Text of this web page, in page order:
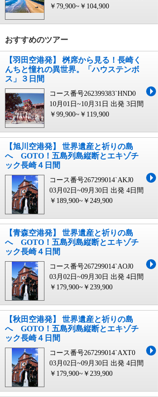
￥79,900~￥104,900
おすすめのツアー
【羽田空港発】 桝席から見る！長崎く
んちと憧れの異世界。「ハウステンボ
ス」３日間
コース番号262399383`HND0
10月01日~10月31日 出発 3日間
￥99,900~￥119,900
【旭川空港発】 世界遺産と祈りの島
へ GOTO！五島列島縦断とエキゾチ
ック長崎４日間
コース番号267299014`AKJ0
03月02日~09月30日 出発 4日間
￥189,900~￥249,900
【青森空港発】 世界遺産と祈りの島
へ GOTO！五島列島縦断とエキゾチ
ック長崎４日間
コース番号267299014`AOJ0
03月02日~09月30日 出発 4日間
￥179,900~￥239,900
【秋田空港発】 世界遺産と祈りの島
へ GOTO！五島列島縦断とエキゾチ
ック長崎４日間
コース番号267299014`AXT0
03月02日~09月30日 出発 4日間
￥179,900~￥239,900